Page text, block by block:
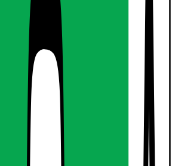
blevet bedømt.
forsænket spotlight 6W - lofts spotlight
El & belysning, Lamper &
El & belysning
LED-forsænket spotlight 6W -
-